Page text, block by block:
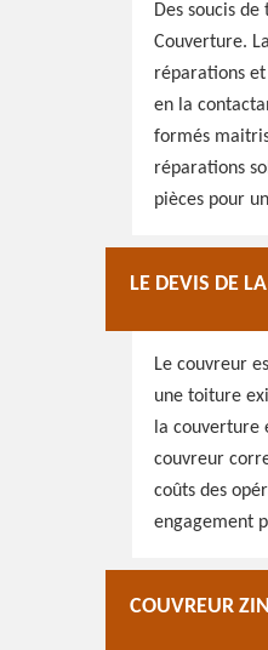
Des soucis
Couverture.
réparations
en la
formés
réparations
pièces pour
LE DEVIS DE
Le couvreur
une toiture
la couverture
couvreur
coûts des
engagement
COUVREUR